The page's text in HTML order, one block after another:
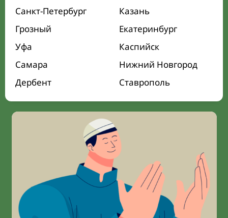
Санкт-Петербург
Казань
Грозный
Екатеринбург
Уфа
Каспийск
Самара
Нижний Новгород
Дербент
Ставрополь